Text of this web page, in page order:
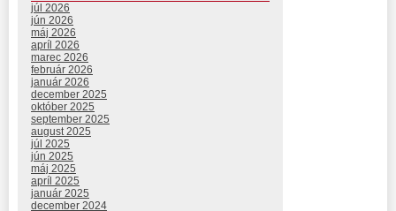
júl 2026
jún 2026
máj 2026
apríl 2026
marec 2026
február 2026
január 2026
december 2025
október 2025
september 2025
august 2025
júl 2025
jún 2025
máj 2025
apríl 2025
január 2025
december 2024